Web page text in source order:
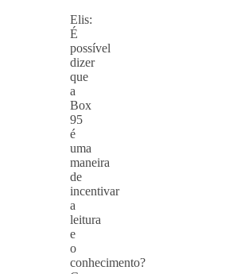
Elis:
É
possível
dizer
que
a
Box
95
é
uma
maneira
de
incentivar
a
leitura
e
o
conhecimento?